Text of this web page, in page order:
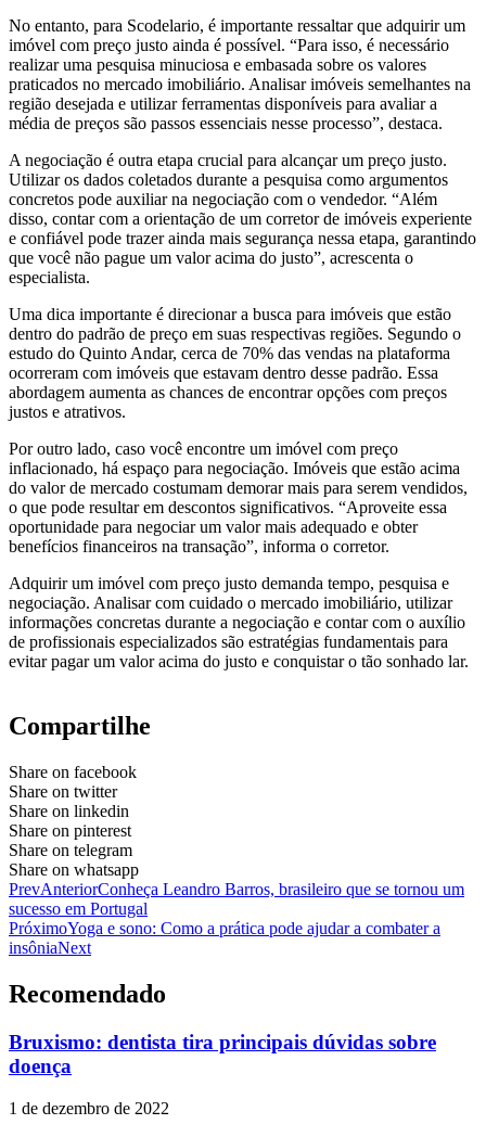
No entanto, para Scodelario, é importante ressaltar que adquirir um
imóvel com preço justo ainda é possível. “Para isso, é necessário
realizar uma pesquisa minuciosa e embasada sobre os valores
praticados no mercado imobiliário. Analisar imóveis semelhantes na
região desejada e utilizar ferramentas disponíveis para avaliar a
média de preços são passos essenciais nesse processo”, destaca.
A negociação é outra etapa crucial para alcançar um preço justo.
Utilizar os dados coletados durante a pesquisa como argumentos
concretos pode auxiliar na negociação com o vendedor. “Além
disso, contar com a orientação de um corretor de imóveis experiente
e confiável pode trazer ainda mais segurança nessa etapa, garantindo
que você não pague um valor acima do justo”, acrescenta o
especialista.
Uma dica importante é direcionar a busca para imóveis que estão
dentro do padrão de preço em suas respectivas regiões. Segundo o
estudo do Quinto Andar, cerca de 70% das vendas na plataforma
ocorreram com imóveis que estavam dentro desse padrão. Essa
abordagem aumenta as chances de encontrar opções com preços
justos e atrativos.
Por outro lado, caso você encontre um imóvel com preço
inflacionado, há espaço para negociação. Imóveis que estão acima
do valor de mercado costumam demorar mais para serem vendidos,
o que pode resultar em descontos significativos. “Aproveite essa
oportunidade para negociar um valor mais adequado e obter
benefícios financeiros na transação”, informa o corretor.
Adquirir um imóvel com preço justo demanda tempo, pesquisa e
negociação. Analisar com cuidado o mercado imobiliário, utilizar
informações concretas durante a negociação e contar com o auxílio
de profissionais especializados são estratégias fundamentais para
evitar pagar um valor acima do justo e conquistar o tão sonhado lar.
Compartilhe
Share on facebook
Share on twitter
Share on linkedin
Share on pinterest
Share on telegram
Share on whatsapp
PrevAnteriorConheça Leandro Barros, brasileiro que se tornou um
sucesso em Portugal
PróximoYoga e sono: Como a prática pode ajudar a combater a
insôniaNext
Recomendado
Bruxismo: dentista tira principais dúvidas sobre
doença
1 de dezembro de 2022